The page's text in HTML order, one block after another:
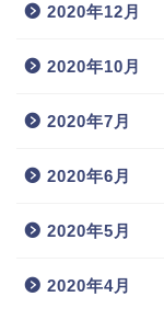
2020年12月
2020年10月
2020年7月
2020年6月
2020年5月
2020年4月